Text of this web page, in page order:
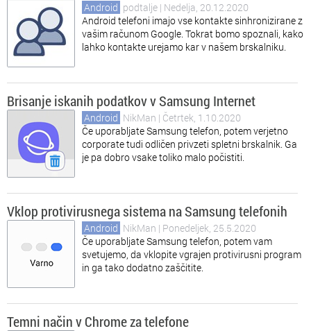
Android podtalje | Nedelja, 20.12.2020
Android telefoni imajo vse kontakte sinhronizirane z
vašim računom Google. Tokrat bomo spoznali, kako
lahko kontakte urejamo kar v našem brskalniku.
Brisanje iskanih podatkov v Samsung Internet
Android NikMan | Četrtek, 1.10.2020
Če uporabljate Samsung telefon, potem verjetno
corporate tudi odličen privzeti spletni brskalnik. Ga
je pa dobro vsake toliko malo počistiti.
Vklop protivirusnega sistema na Samsung telefonih
Android NikMan | Ponedeljek, 25.5.2020
Če uporabljate Samsung telefon, potem vam
svetujemo, da vklopite vgrajen protivirusni program
in ga tako dodatno zaščitite.
Temni način v Chrome za telefone